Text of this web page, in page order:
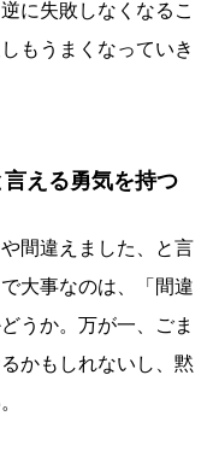
に失敗しなくなるこ
もうまくなっていき
える勇気を持つ
間違えました、と言
大事なのは、「間違
うか。万が一、ごま
かもしれないし、黙